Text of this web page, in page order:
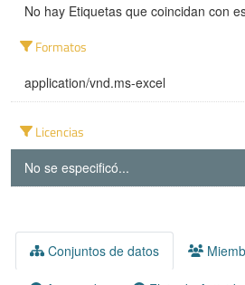
No hay Etiquetas que coincidan con
Formatos
application/vnd.ms-excel
Licencias
No se especificó...
Conjuntos de datos